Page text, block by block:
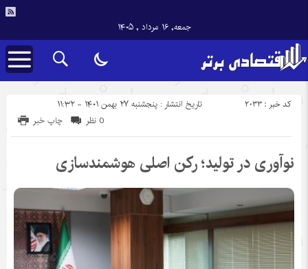
جمعه, ۱۶ مرداد , ۱۴۰۵
تاریخ انتشار : پنجشنبه ۲۷ بهمن ۱۴۰۱ - ۱۱:۳۲ کد خبر : 2033
چاپ خبر 0 نظر
نوآوری در تولید؛ رکن اصلی هوشمندسازی